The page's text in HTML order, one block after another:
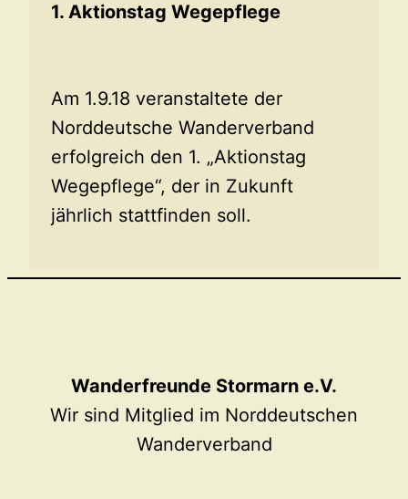
1. Aktionstag Wegepflege
Am 1.9.18 veranstaltete der
Norddeutsche Wanderverband
erfolgreich den 1. „Aktionstag
Wegepflege“, der in Zukunft
jährlich stattfinden soll.
Wanderfreunde Stormarn e.V.
Wir sind Mitglied im Norddeutschen
Wanderverband